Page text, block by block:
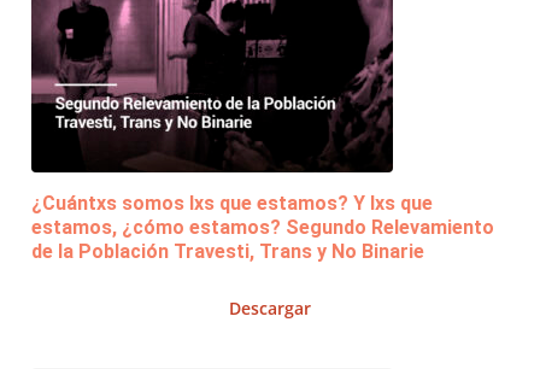
¿Cuántxs somos lxs que estamos? Y lxs que
estamos, ¿cómo estamos? Segundo Relevamiento
de la Población Travesti, Trans y No Binarie
Descargar